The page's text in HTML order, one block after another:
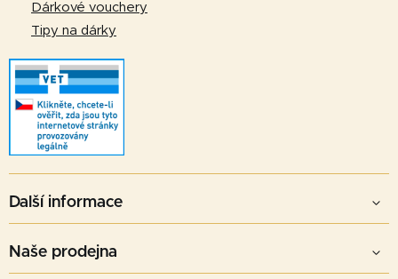
Dárkové vouchery
Tipy na dárky
Další informace
Naše prodejna